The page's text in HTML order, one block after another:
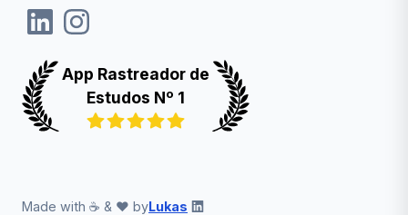
App Rastreador de
Estudos Nº 1
Made with ☕ & ❤️ byLukas